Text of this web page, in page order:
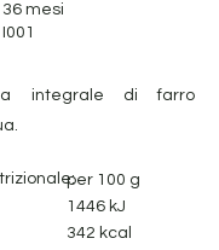
36 mesi
I001
integrale di farro
per 100 g
1446 kJ
342 kcal